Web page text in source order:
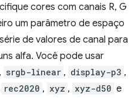
cores com canais R, G
um parâmetro de espaço
de valores de canal para
alfa. Você pode usar
, srgb-linear , display-p3 ,
rec2020 , xyz , xyz-d50 e